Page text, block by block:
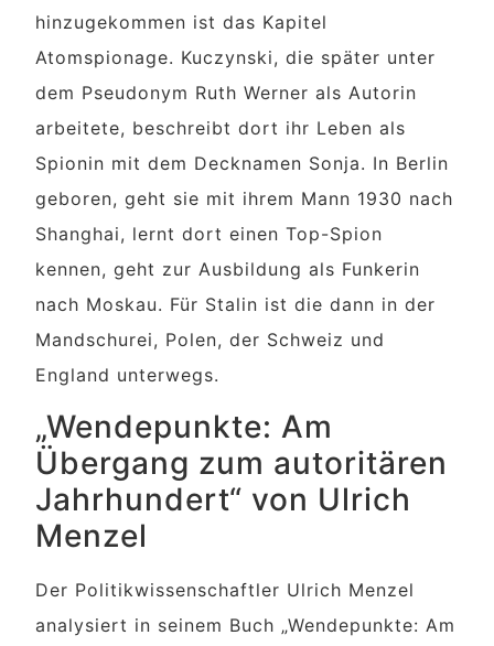
hinzugekommen ist das Kapitel
Atomspionage. Kuczynski, die später unter
dem Pseudonym Ruth Werner als Autorin
arbeitete, beschreibt dort ihr Leben als
Spionin mit dem Decknamen Sonja. In Berlin
geboren, geht sie mit ihrem Mann 1930 nach
Shanghai, lernt dort einen Top-Spion
kennen, geht zur Ausbildung als Funkerin
nach Moskau. Für Stalin ist die dann in der
Mandschurei, Polen, der Schweiz und
England unterwegs.
„Wendepunkte: Am
Übergang zum autoritären
Jahrhundert“ von Ulrich
Menzel
Der Politikwissenschaftler Ulrich Menzel
analysiert in seinem Buch „Wendepunkte: Am